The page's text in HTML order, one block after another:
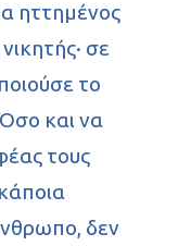
ηττημένος
σε
το
και να
τους
δεν